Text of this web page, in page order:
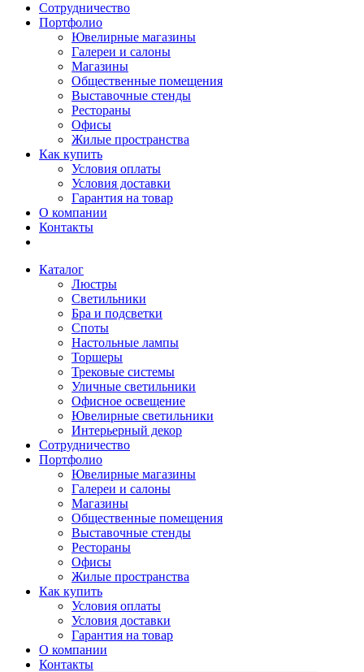
Сотрудничество
Портфолио
Ювелирные магазины
Галереи и салоны
Магазины
Общественные помещения
Выставочные стенды
Рестораны
Офисы
Жилые пространства
Как купить
Условия оплаты
Условия доставки
Гарантия на товар
О компании
Контакты
Каталог
Люстры
Светильники
Бра и подсветки
Споты
Настольные лампы
Торшеры
Трековые системы
Уличные светильники
Офисное освещение
Ювелирные светильники
Интерьерный декор
Сотрудничество
Портфолио
Ювелирные магазины
Галереи и салоны
Магазины
Общественные помещения
Выставочные стенды
Рестораны
Офисы
Жилые пространства
Как купить
Условия оплаты
Условия доставки
Гарантия на товар
О компании
Контакты